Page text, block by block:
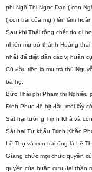
phi Ngô Thị Ngọc Dao ( con
( con trai của mụ ) lên làm
Sau khi Thái tông chết do di
nhiên mụ trở thành Hoàng
nhất để diệt dần các vị huân
Cú đầu tiên là mụ trả thù
bà họ.
Bức Thái phi Phạm thị Nghiêu
Đinh Phúc để bịt đầu mối lấy
Sát hại tướng Trịnh Khả và
Sát hại Tư khấu Trịnh Khắc
Lê Thụ và con trai ông là Lê
Gíang chức mọi chức quyền
quyền của huân cựu đại thần